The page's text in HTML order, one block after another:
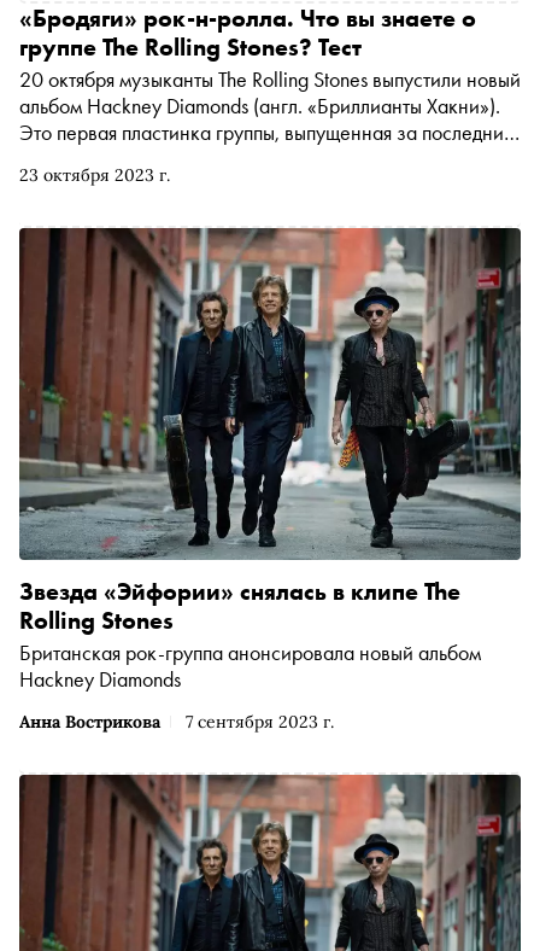
23 октября 2023 г.
«Бродяги» рок-н-ролла. Что вы знаете о
группе The Rolling Stones? Тест
20 октября музыканты The Rolling Stones выпустили новый
альбом Hackney Diamonds (англ. «Бриллианты Хакни»).
Это первая пластинка группы, выпущенная за последние
Чарли Уоттса: он умер в 2021 году. А знаете ли вы,
появился его известный логотип? «Сноб» предлагает
пройти тест на знание истории культовой рок-группы
Анна Вострикова 7 сентября 2023 г.
Звезда «Эйфории» снялась в клипе The
Rolling Stones
Британская рок-группа анонсировала новый альбом
Hackney Diamonds